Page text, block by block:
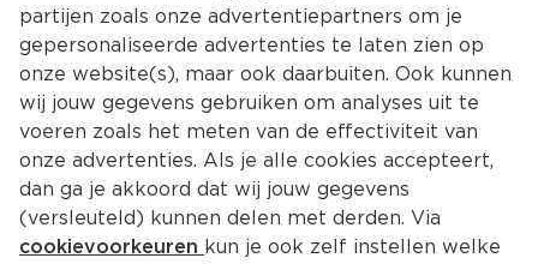
partijen zoals onze advertentiepartners om je
gepersonaliseerde advertenties te laten zien op
onze website(s), maar ook daarbuiten. Ook kunnen
wij jouw gegevens gebruiken om analyses uit te
voeren zoals het meten van de effectiviteit van
onze advertenties. Als je alle cookies accepteert,
dan ga je akkoord dat wij jouw gegevens
(versleuteld) kunnen delen met derden. Via
cookievoorkeuren kun je ook zelf instellen welke